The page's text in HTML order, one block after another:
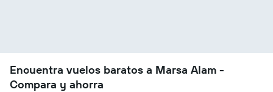
Encuentra vuelos baratos a Marsa Alam -
Compara y ahorra